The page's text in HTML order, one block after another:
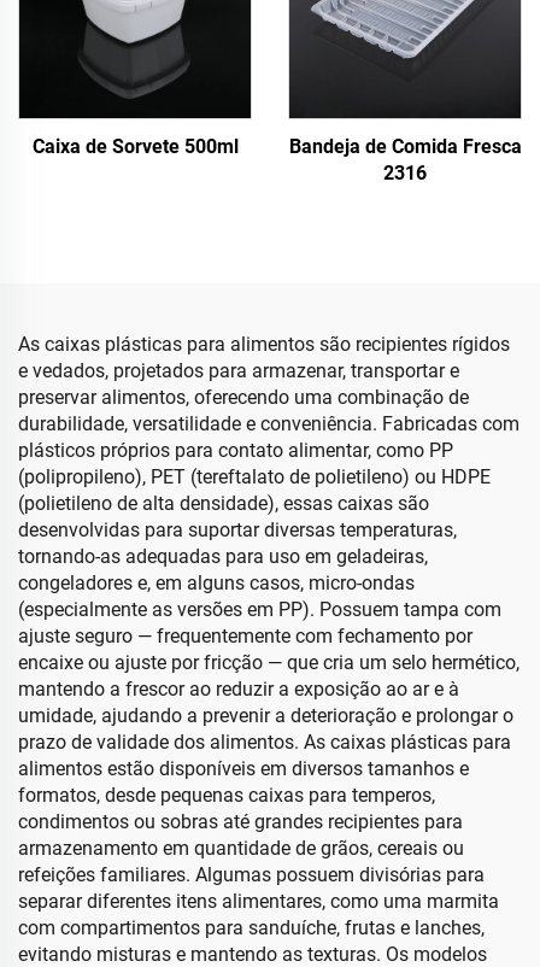
Caixa de Sorvete 500ml
Bandeja de Comida Fresca
2316
As caixas plásticas para alimentos são recipientes rígidos
e vedados, projetados para armazenar, transportar e
preservar alimentos, oferecendo uma combinação de
durabilidade, versatilidade e conveniência. Fabricadas com
plásticos próprios para contato alimentar, como PP
(polipropileno), PET (tereftalato de polietileno) ou HDPE
(polietileno de alta densidade), essas caixas são
desenvolvidas para suportar diversas temperaturas,
tornando-as adequadas para uso em geladeiras,
congeladores e, em alguns casos, micro-ondas
(especialmente as versões em PP). Possuem tampa com
ajuste seguro — frequentemente com fechamento por
encaixe ou ajuste por fricção — que cria um selo hermético,
mantendo a frescor ao reduzir a exposição ao ar e à
umidade, ajudando a prevenir a deterioração e prolongar o
prazo de validade dos alimentos. As caixas plásticas para
alimentos estão disponíveis em diversos tamanhos e
formatos, desde pequenas caixas para temperos,
condimentos ou sobras até grandes recipientes para
armazenamento em quantidade de grãos, cereais ou
refeições familiares. Algumas possuem divisórias para
separar diferentes itens alimentares, como uma marmita
com compartimentos para sanduíche, frutas e lanches,
evitando misturas e mantendo as texturas. Os modelos